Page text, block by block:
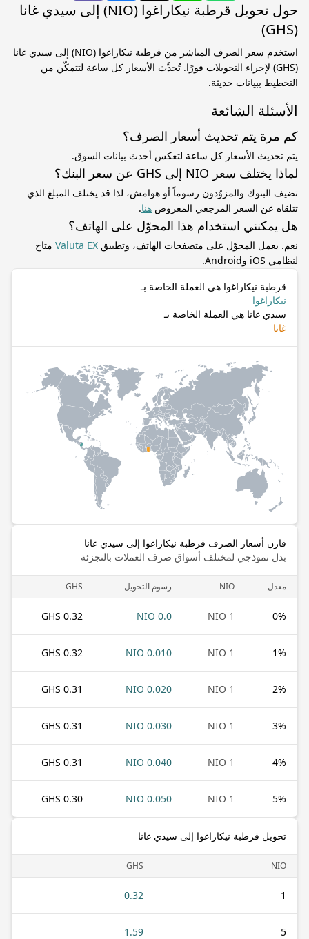
حول تحويل قرطبة نيكاراغوا (NIO) إلى سيدي غانا
(GHS)
استخدم سعر الصرف المباشر من قرطبة نيكاراغوا (NIO) إلى سيدي غانا
(GHS) لإجراء التحويلات فورًا. تُحدَّث الأسعار كل ساعة لتتمكّن من
التخطيط ببيانات حديثة.
الأسئلة الشائعة
كم مرة يتم تحديث أسعار الصرف؟
يتم تحديث الأسعار كل ساعة لتعكس أحدث بيانات السوق.
لماذا يختلف سعر NIO إلى GHS عن سعر البنك؟
تضيف البنوك والمزوّدون رسوماً أو هوامش، لذا قد يختلف المبلغ الذي
تتلقاه عن السعر المرجعي المعروض هنا.
هل يمكنني استخدام هذا المحوّل على الهاتف؟
نعم. يعمل المحوّل على متصفحات الهاتف، وتطبيق Valuta EX متاح
لنظامي iOS وAndroid.
قرطبة نيكاراغوا هي العملة الخاصة بـ
نيكاراغوا
سيدي غانا هي العملة الخاصة بـ
غانا
قارن أسعار الصرف قرطبة نيكاراغوا إلى سيدي غانا
بدل نموذجي لمختلف أسواق صرف العملات بالتجزئة
معدل NIO رسوم التحويل GHS
0%
1 NIO
0.0 NIO
0.32 GHS
1%
1 NIO
0.010 NIO
0.32 GHS
2%
1 NIO
0.020 NIO
0.31 GHS
3%
1 NIO
0.030 NIO
0.31 GHS
4%
1 NIO
0.040 NIO
0.31 GHS
5%
1 NIO
0.050 NIO
0.30 GHS
تحويل قرطبة نيكاراغوا إلى سيدي غانا
NIO
GHS
1
0.32
5
1.59